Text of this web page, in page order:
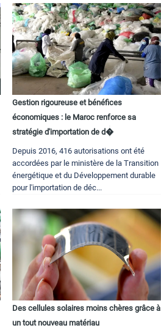
Gestion rigoureuse et bénéfices
économiques : le Maroc renforce sa
stratégie d'importation de d�
Depuis 2016, 416 autorisations ont été
accordées par le ministère de la Transition
énergétique et du Développement durable
pour l'importation de déc...
Des cellules solaires moins chères grâce à
un tout nouveau matériau